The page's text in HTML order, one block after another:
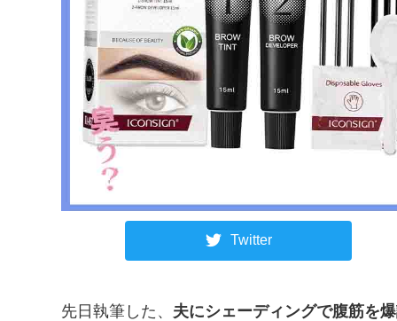
Twitter
先日執筆した、 夫にシェーディングで腹筋を